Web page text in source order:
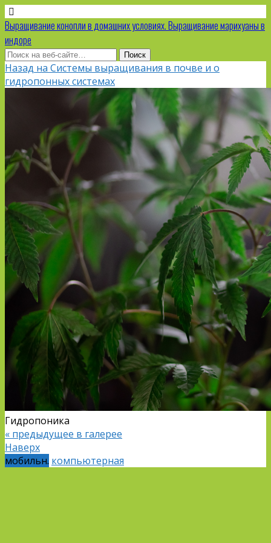
Выращивание конопли в домашних условиях. Выращивание марихуаны в
индоре
Назад на Системы выращивания в почве и о
гидропонных системах
Гидропоника
« предыдущее в галерее
Наверх
мобильн. компьютерная